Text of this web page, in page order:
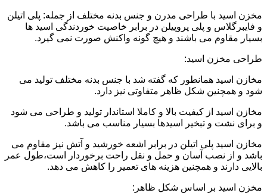
مخزن اسید با طراحی مدرن و جنس بدنه مختلف از جمله: پلی اتیلن
و فایبرگلاس و پلی پروپیلن در برابر خاصیت خوردندگی اسید ها
بسیار مقاوم می باشند و هیچ گونه واکنش صورت نمی گیرد.
طراحی مخزن اسید:
مخازن اسید همانطور که گفته شد با جنس بدنه مختلف تولید می
شود و همچنین شکل ظاهر متفاوتی نیز دارد.
مخازن اسید از کیفیت بالا و کاملا استاندار تولید و طراحی می شود
و برای نشت و تبخیر اسیدها بسیار مناسب می باشد.
مخازن اسید پلی اتیلن در برابر اشعه خورشید و آتش نیز مقاوم می
باشد و از نصب آسان و حمل و نقل راحت برخوردار است،طول عمر
بالایی دارند و همچنین هزینه های تعمیر را کاهش می دهد.
مخزن اسید بر اساس شکل ظاهر: